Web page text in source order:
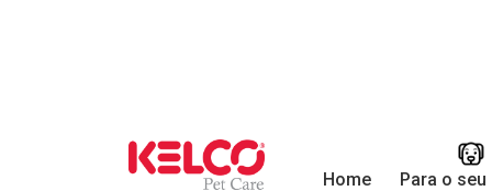
Home Para o seu